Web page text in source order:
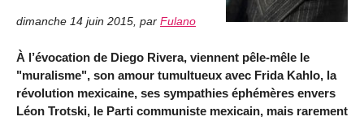
dimanche 14 juin 2015 par Fulano
À l’évocation de Diego Rivera, viennent pêle-mêle le
"muralisme", son amour tumultueux avec Frida Kahlo, la
révolution mexicaine, ses sympathies éphémères envers
Léon Trotski, le Parti communiste mexicain, mais rarement